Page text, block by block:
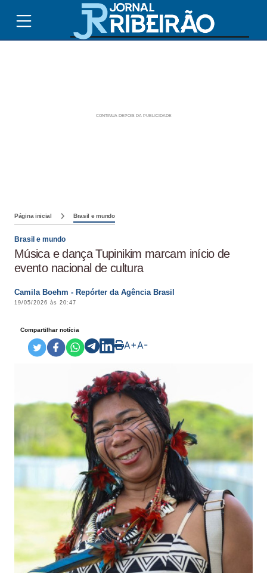
Página inicial Brasil e mundo
Brasil e mundo
Música e dança Tupinikim marcam início de
evento nacional de cultura
Camila Boehm - Repórter da Agência Brasil
19/05/2026 às 20:47
Compartilhar notícia
A+A-